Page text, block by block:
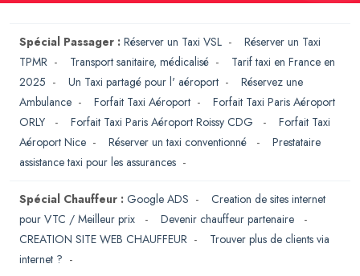
Spécial Passager : Réserver un Taxi VSL - Réserver un Taxi
TPMR - Transport sanitaire, médicalisé - Tarif taxi en France en
2025 - Un Taxi partagé pour l' aéroport - Réservez une
Ambulance - Forfait Taxi Aéroport - Forfait Taxi Paris Aéroport
ORLY
- Forfait Taxi Paris Aéroport Roissy CDG - Forfait Taxi
Aéroport Nice - Réserver un taxi conventionné - Prestataire
assistance taxi pour les assurances -
Spécial Chauffeur : Google ADS - Creation de sites internet
pour VTC / Meilleur prix
- Devenir chauffeur partenaire
-
CREATION SITE WEB CHAUFFEUR - Trouver plus de clients via
internet ? -